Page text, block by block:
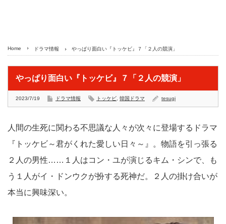
Home ドラマ情報 やっぱり面白い『トッケビ』７「２人の競演」
やっぱり面白い『トッケビ』７「２人の競演」
2023/7/19 ドラマ情報 トッケビ 韓国ドラマ tesugi
人間の生死に関わる不思議な人々が次々に登場するドラマ
『トッケビ～君がくれた愛しい日々～』。物語を引っ張る
２人の男性……１人はコン・ユが演じるキム・シンで、も
う１人がイ・ドンウクが扮する死神だ。２人の掛け合いが
本当に興味深い。